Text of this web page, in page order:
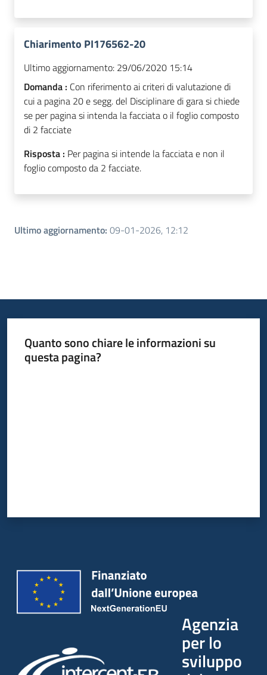
Chiarimento PI176562-20
Ultimo aggiornamento: 29/06/2020 15:14
Domanda : Con riferimento ai criteri di valutazione di
cui a pagina 20 e segg. del Disciplinare di gara si chiede
se per pagina si intenda la facciata o il foglio composto
di 2 facciate
Risposta : Per pagina si intende la facciata e non il
foglio composto da 2 facciate.
Ultimo aggiornamento: 09-01-2026, 12:12
Quanto sono chiare le informazioni su
questa pagina?
Agenzia
per lo
sviluppo